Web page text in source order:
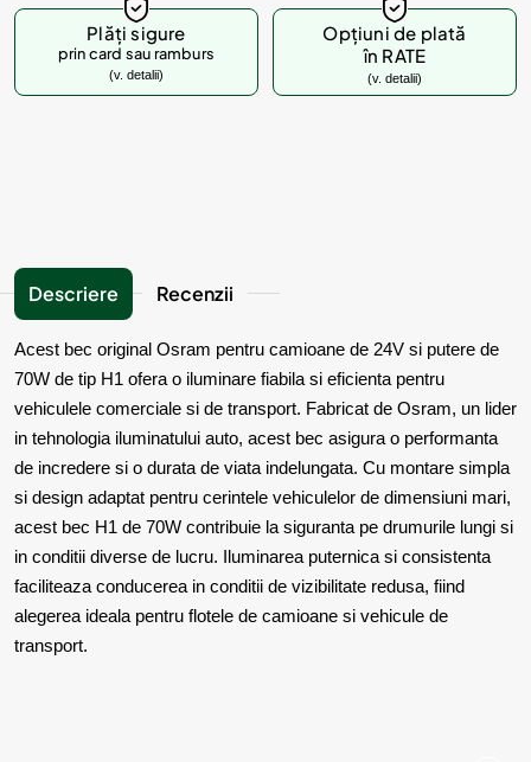
Plăți sigure
prin card sau ramburs
(v. detalii)
Opțiuni de plată
în RATE
(v. detalii)
Descriere Recenzii
Acest bec original Osram pentru camioane de 24V si putere de
70W de tip H1 ofera o iluminare fiabila si eficienta pentru
vehiculele comerciale si de transport. Fabricat de Osram, un lider
in tehnologia iluminatului auto, acest bec asigura o performanta
de incredere si o durata de viata indelungata. Cu montare simpla
si design adaptat pentru cerintele vehiculelor de dimensiuni mari,
acest bec H1 de 70W contribuie la siguranta pe drumurile lungi si
in conditii diverse de lucru. Iluminarea puternica si consistenta
faciliteaza conducerea in conditii de vizibilitate redusa, fiind
alegerea ideala pentru flotele de camioane si vehicule de
transport.